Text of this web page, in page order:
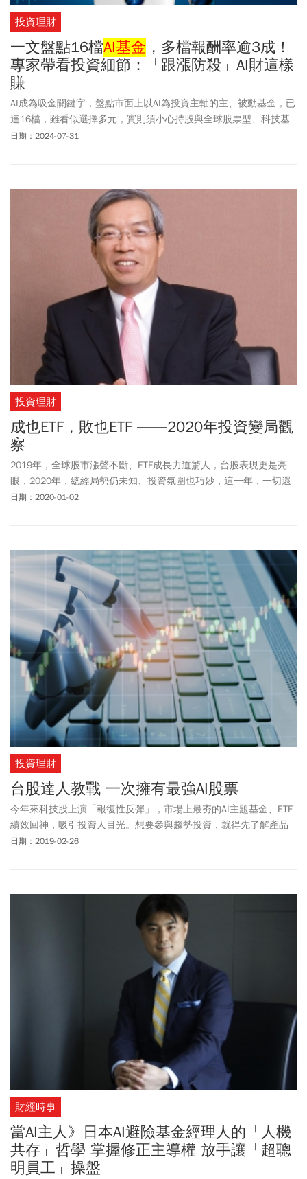
投資理財
一文盤點16檔AI基金 ，多檔報酬率逾3成！
專家帶看投資細節：「跟漲防殺」AI財這樣
賺
AI成為吸金關鍵字，盤點市面上以AI為投資主軸的主、被動基金，已
達16檔，雖看似選擇多元，實則須小心持股與全球股票型、科技基
金重疊性高，導致資產配置失衡。
日期：2024-07-31
投資理財
成也ETF，敗也ETF ——2020年投資變局觀
察
2019年，全球股市漲聲不斷、ETF成長力道驚人，台股表現更是亮
眼，2020年，總經局勢仍未知、投資氛圍也巧妙，這一年，一切還
有待觀察。
日期：2020-01-02
投資理財
台股達人教戰 一次擁有最強AI股票
今年來科技股上演「報復性反彈」，市場上最夯的AI主題基金、ETF
績效回神，吸引投資人目光。想要參與趨勢投資，就得先了解產品
特性，再針對個人需求，擬定布局策略才是正解。
日期：2019-02-26
財經時事
當AI主人》日本AI避險基金經理人的「人機
共存」哲學 掌握修正主導權 放手讓「超聰
明員工」操盤